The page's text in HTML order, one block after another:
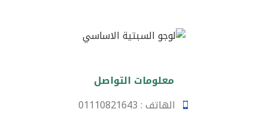
معلومات التواصل
الهاتف : 01110821643